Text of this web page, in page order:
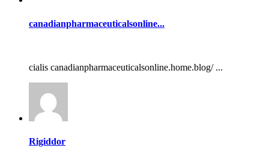
canadianpharmaceuticalsonline...
cialis canadianpharmaceuticalsonline.home.blog/ ...
Rigiddor